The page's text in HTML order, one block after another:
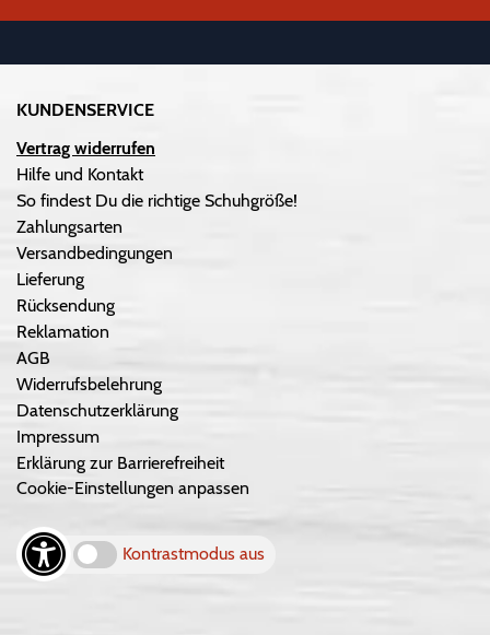
KUNDENSERVICE
Vertrag widerrufen
Hilfe und Kontakt
So findest Du die richtige Schuhgröße!
Zahlungsarten
Versandbedingungen
Lieferung
Rücksendung
Reklamation
AGB
Widerrufsbelehrung
Datenschutzerklärung
Impressum
Erklärung zur Barrierefreiheit
Cookie-Einstellungen anpassen
Kontrastmodus aus